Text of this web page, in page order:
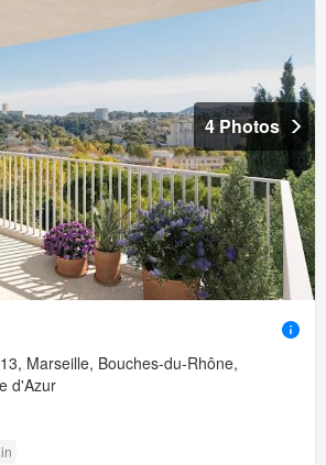
4 Photos
Marseille, Bouches-du-Rhône,
d'Azur